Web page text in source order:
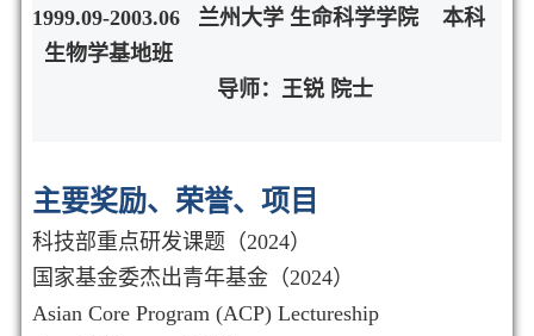
1999.09-2003.06
兰州大学 生命科学学院
本科
生物学基地班
导师：王锐 院士
主要奖励、荣誉、项目
科技部重点研发课题（2024）
国家基金委杰出青年基金（2024）
Asian Core Program (ACP) Lectureship